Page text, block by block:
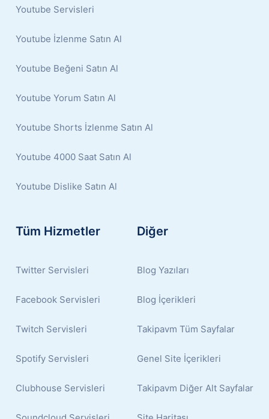
Youtube Servisleri
Youtube İzlenme Satın Al
Youtube Beğeni Satın Al
Youtube Yorum Satın Al
Youtube Shorts İzlenme Satın Al
Youtube 4000 Saat Satın Al
Youtube Dislike Satın Al
Tüm Hizmetler
Twitter Servisleri
Facebook Servisleri
Twitch Servisleri
Spotify Servisleri
Clubhouse Servisleri
Diğer
Blog Yazıları
Blog İçerikleri
Takipavm Tüm Sayfalar
Genel Site İçerikleri
Takipavm Diğer Alt Sayfalar